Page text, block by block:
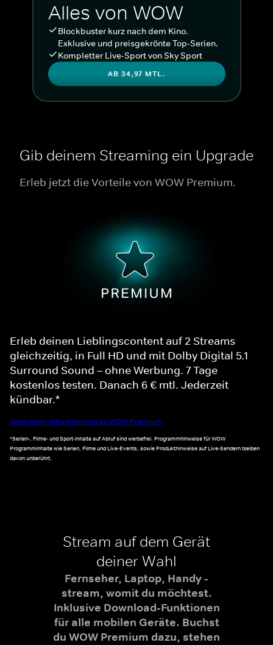
Alles von WOW
Blockbuster kurz nach dem Kino.
Exklusive und preisgekrönte Top-Serien.
Kompletter Live-Sport von Sky Sport
AB 34,97 MTL.
Gib deinem Streaming ein Upgrade
Erleb jetzt die Vorteile von WOW Premium.
Erleb deinen Lieblingscontent auf 2 Streams
gleichzeitig, in Full HD und mit Dolby Digital 5.1
Surround Sound – ohne Werbung. 7 Tage
kostenlos testen. Danach 6 € mtl. Jederzeit
kündbar.*
Noch mehr Informationen zu WOW Premium
*Serien-, Filme- und Sport-Inhalte auf Abruf sind werbefrei. Programmhinweise für WOW
Programminhalte wie Serien, Filme und Live-Events, sowie Produkthinweise auf Live-Sendern bleiben
davon unberührt.
Stream auf dem Gerät
deiner Wahl
Fernseher, Laptop, Handy -
stream, womit du möchtest.
Inklusive Download-Funktionen
für alle mobilen Geräte. Buchst
du WOW Premium dazu, stehen